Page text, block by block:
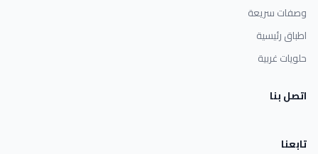
وصفات سريعة
اطباق رئيسية
حلويات غربية
اتصل بنا
تابعنا